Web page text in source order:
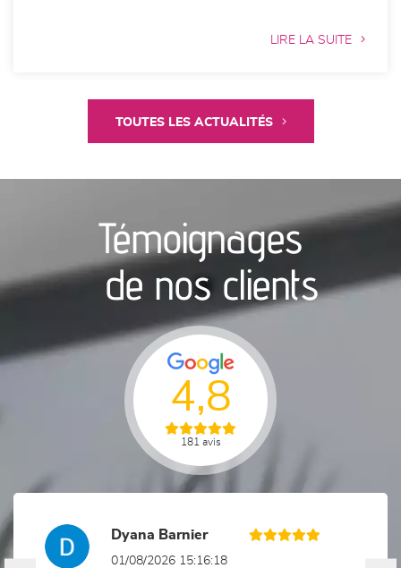
LIRE LA SUITE
TOUTES LES ACTUALITÉS
Témoignages
de nos clients
4,8
181 avis
Dyana Barnier
01/08/2026 15:16:18
Previous